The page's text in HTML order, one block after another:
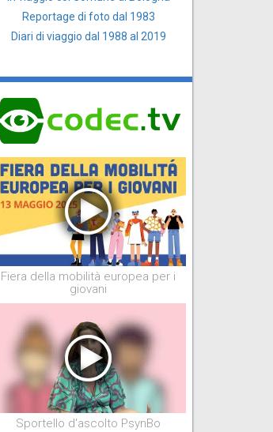
Reportage di foto dal 1983
Diari di viaggio dal 1988 al 2019
Fiera della mobilità europea per i
giovani
Sportello d'ascolto PsynBo